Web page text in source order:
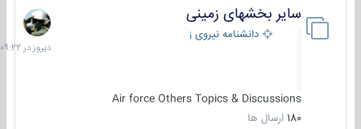
سایر بخشهای زمینی
دانشنامه نیروی زمینی
Air force Others Topics & Discussions
180 ارسال ها
دیروز
در
09:22